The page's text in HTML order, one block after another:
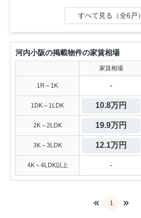
すべて見る（全6戸）
河内小阪の掲載物件の家賃相場
家賃相場
1R～1K -
1DK～1LDK 10.8万円
2K～2LDK 19.9万円
3K～3LDK 12.1万円
4K～4LDK以上 -
1